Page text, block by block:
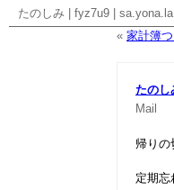
たのしみ fyz7u9
sa.yona.la
« 家計簿
たのし
Mail
帰りの
定期忘